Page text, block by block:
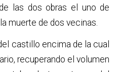
las dos obras el uno de
muerte de dos vecinas.
castillo encima de la cual
recuperando el volumen